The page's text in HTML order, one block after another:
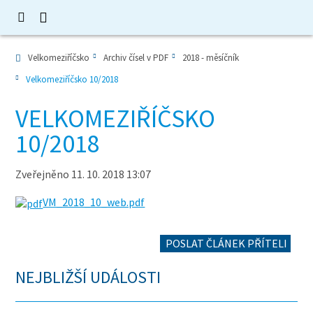
Velkomeziříčsko Archiv čísel v PDF
2018 - měsíčník
Velkomeziříčsko 10/2018
VELKOMEZIŘÍČSKO
10/2018
Zveřejněno 11. 10. 2018 13:07
VM_2018_10_web.pdf
POSLAT ČLÁNEK PŘÍTELI
NEJBLIŽŠÍ UDÁLOSTI